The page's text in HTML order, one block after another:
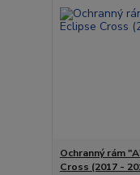
Ochranný rám
Cross (2017 -